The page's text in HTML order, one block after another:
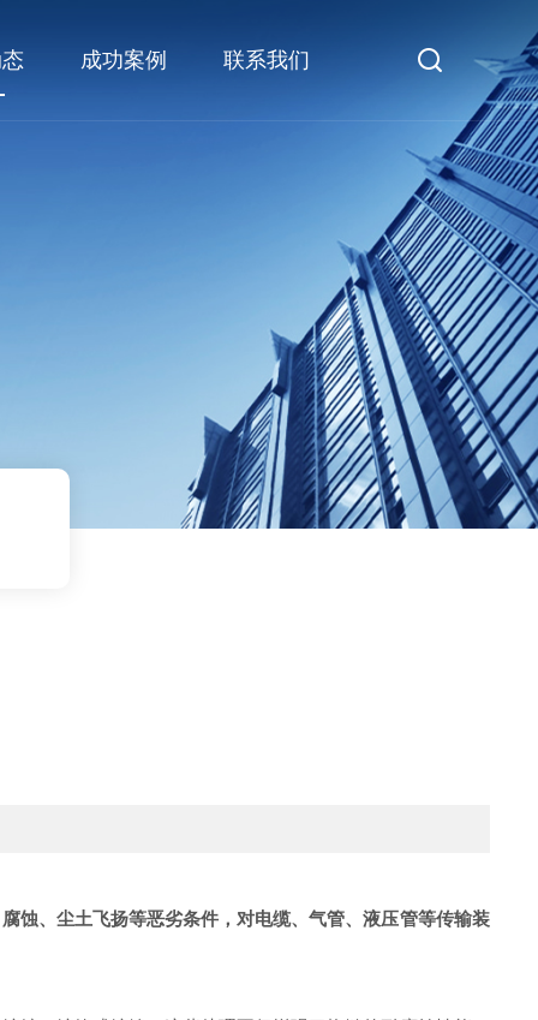
成功案例 联系我们
蚀、尘土飞扬等恶劣条件，对电缆、气管、液压管等传输装